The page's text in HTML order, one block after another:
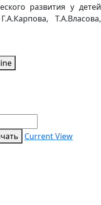
развития у детей
Т.А.Власова,
Current View